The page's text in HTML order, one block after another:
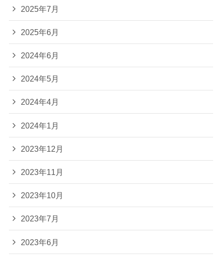
2025年7月
2025年6月
2024年6月
2024年5月
2024年4月
2024年1月
2023年12月
2023年11月
2023年10月
2023年7月
2023年6月